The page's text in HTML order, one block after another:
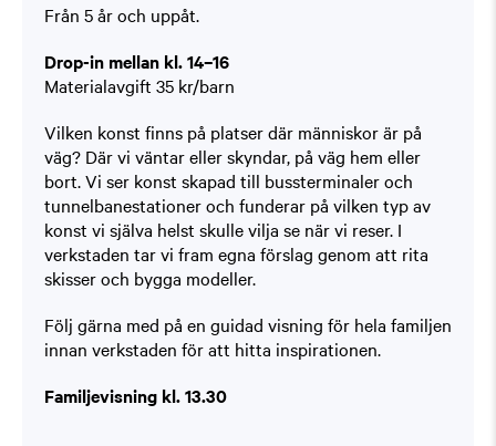
Från 5 år och uppåt.
Drop-in mellan kl. 14–16
Materialavgift 35 kr/barn
Vilken konst finns på platser där människor är på
väg? Där vi väntar eller skyndar, på väg hem eller
bort. Vi ser konst skapad till bussterminaler och
tunnelbanestationer och funderar på vilken typ av
konst vi själva helst skulle vilja se när vi reser. I
verkstaden tar vi fram egna förslag genom att rita
skisser och bygga modeller.
Följ gärna med på en guidad visning för hela familjen
innan verkstaden för att hitta inspirationen.
Familjevisning kl. 13.30